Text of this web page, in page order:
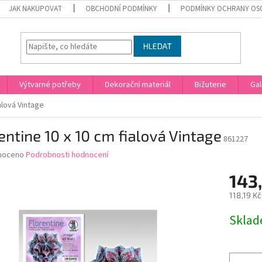
JAK NAKUPOVAT OBCHODNÍ PODMÍNKY PODMÍNKY OCHRANY
HLEDAT
Výtvarné potřeby Dekorační materiál Bižuterie
Vintage
10 x 10 cm fialová Vintage 861227
Podrobnosti hodnocení
118,19
cena: